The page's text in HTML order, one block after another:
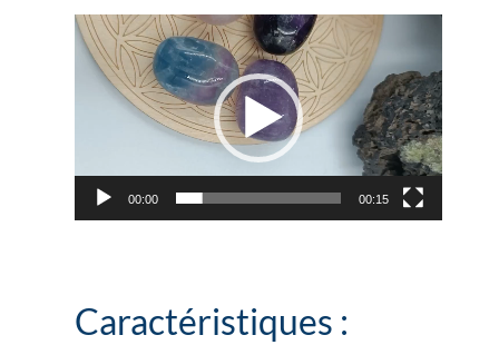
Lecteur
vidéo
00:00 00:15
Caractéristiques :